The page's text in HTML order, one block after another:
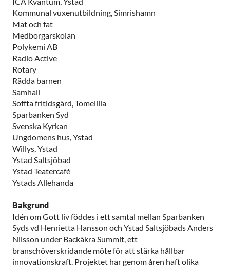
Kommunal vuxenutbildning, Simrishamn
Mat och fat
Medborgarskolan
Polykemi AB
Radio Active
Rotary
Rädda barnen
Samhall
Soffta fritidsgård, Tomelilla
Sparbanken Syd
Svenska Kyrkan
Ungdomens hus, Ystad
Willys, Ystad
Ystad Saltsjöbad
Ystad Teatercafé
Ystads Allehanda
Bakgrund
Idén om Gott liv föddes i ett samtal mellan Sparbanken
Syds vd Henrietta Hansson och Ystad Saltsjöbads Anders
Nilsson under Backåkra Summit, ett
branschöverskridande möte för att stärka hållbar
innovationskraft. Projektet har genom åren haft olika